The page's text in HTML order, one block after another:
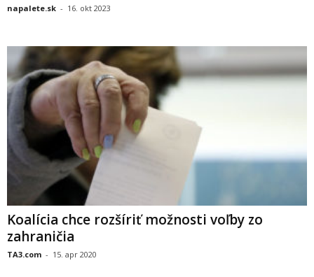
napalete.sk - 16. okt 2023
Koalícia chce rozšíriť možnosti voľby zo
zahraničia
TA3.com - 15. apr 2020